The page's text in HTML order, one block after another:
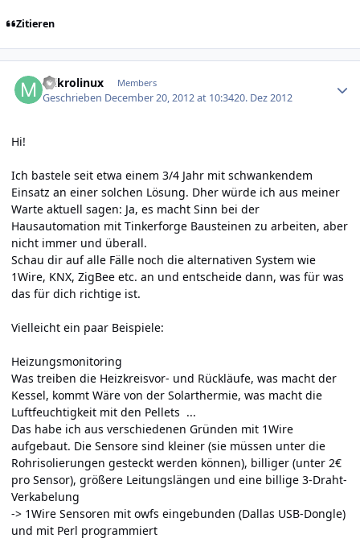
Zitieren
mikrolinux Members
Geschrieben December 20, 2012 at 10:3420. Dez 2012
Hi!
Ich bastele seit etwa einem 3/4 Jahr mit schwankendem
Einsatz an einer solchen Lösung. Dher würde ich aus meiner
Warte aktuell sagen: Ja, es macht Sinn bei der
Hausautomation mit Tinkerforge Bausteinen zu arbeiten, aber
nicht immer und überall.
Schau dir auf alle Fälle noch die alternativen System wie
1Wire, KNX, ZigBee etc. an und entscheide dann, was für was
das für dich richtige ist.
Vielleicht ein paar Beispiele:
Heizungsmonitoring
Was treiben die Heizkreisvor- und Rückläufe, was macht der
Kessel, kommt Wäre von der Solarthermie, was macht die
Luftfeuchtigkeit mit den Pellets ...
Das habe ich aus verschiedenen Gründen mit 1Wire
aufgebaut. Die Sensore sind kleiner (sie müssen unter die
Rohrisolierungen gesteckt werden können), billiger (unter 2€
pro Sensor), größere Leitungslängen und eine billige 3-Draht-
Verkabelung
-> 1Wire Sensoren mit owfs eingebunden (Dallas USB-Dongle)
und mit Perl programmiert